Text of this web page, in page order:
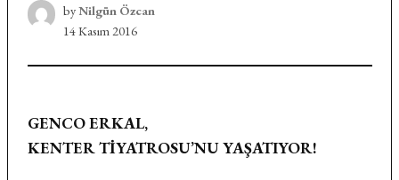
byNilgün Özcan
14 Kasım 2016
GENCO ERKAL,
KENTER TİYATROSU’NU YAŞATIYOR!